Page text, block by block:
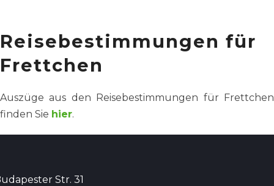
Reisebestimmungen für
Frettchen
Auszüge aus den Reisebestimmungen für Frettchen
finden Sie hier.
Str. 31